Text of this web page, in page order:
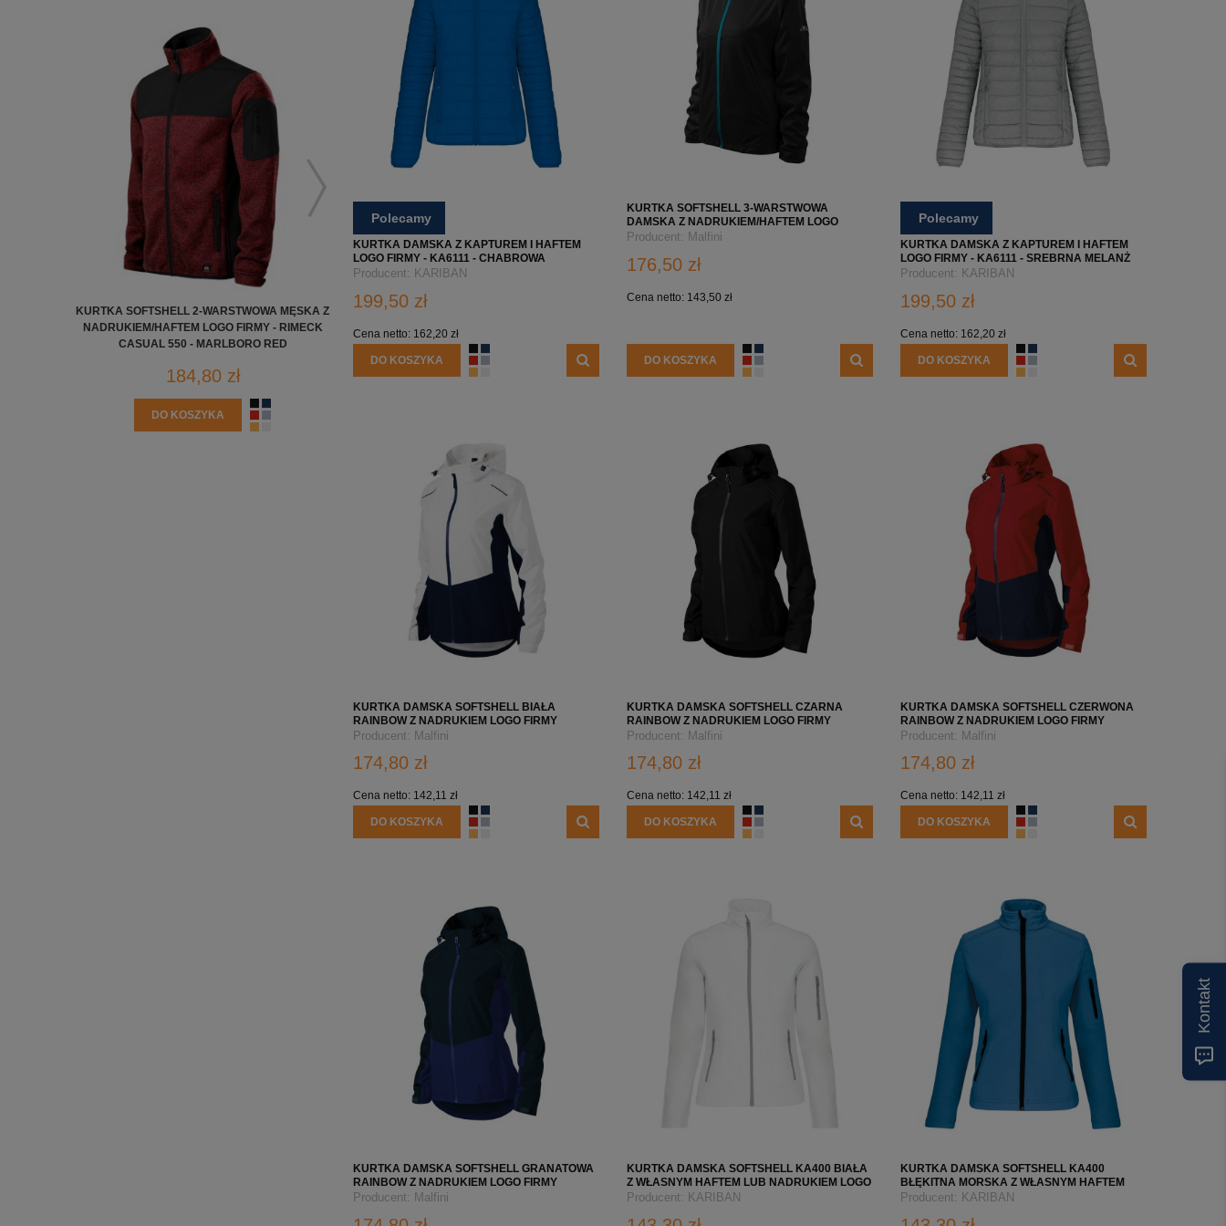
KURTKA SOFTSHELL 2-WARSTWOWA MĘSKA Z
NADRUKIEM/HAFTEM LOGO FIRMY - RIMECK
CASUAL 550 - MARLBORO RED
184,80 zł
DO KOSZYKA
KURTKA SOFTSHELL MĘSKA Z ZAMKIEM
BŁYSKAWICZNYM SO01195 CZARNA Z
WŁASNYM NADRUKIEM
99,96 zł
CASUAL 550 - NIEBIESKA
184,80 zł
KURTKA SOFTSHELL 2-WARSTWOWA MĘSKA Z
NADRUKIEM/HAFTEM LOGO FIRMY - RIMECK
CASUAL 550 - JASNOSZARA
184,80 zł
Polecamy
KURTKA DAMSKA Z KAPTUREM I HAFTEM
LOGO FIRMY - KA6111 - CHABROWA
Producent: KARIBAN
199,50 zł
Cena netto: 162,20 zł
DO KOSZYKA
KURTKA SOFTSHELL 3-WARSTWOWA
DAMSKA Z NADRUKIEM/HAFTEM LOGO
FIRMY - MALFINI COOL 514 - CZARNA
Producent: Malfini
176,50 zł
Cena netto: 143,50 zł
DO KOSZYKA
Polecamy
KURTKA DAMSKA Z KAPTUREM I HAFTEM
LOGO FIRMY - KA6111 - SREBRNA MELANŻ
Producent: KARIBAN
199,50 zł
Cena netto: 162,20 zł
DO KOSZYKA
KURTKA DAMSKA SOFTSHELL BIAŁA
RAINBOW Z NADRUKIEM LOGO FIRMY
Producent: Malfini
174,80 zł
Cena netto: 142,11 zł
DO KOSZYKA
KURTKA DAMSKA SOFTSHELL CZARNA
RAINBOW Z NADRUKIEM LOGO FIRMY
Producent: Malfini
174,80 zł
Cena netto: 142,11 zł
DO KOSZYKA
KURTKA DAMSKA SOFTSHELL CZERWONA
RAINBOW Z NADRUKIEM LOGO FIRMY
Producent: Malfini
174,80 zł
Cena netto: 142,11 zł
DO KOSZYKA
KURTKA DAMSKA SOFTSHELL GRANATOWA
RAINBOW Z NADRUKIEM LOGO FIRMY
Producent: Malfini
KURTKA DAMSKA SOFTSHELL KA400 BIAŁA
Z WŁASNYM HAFTEM LUB NADRUKIEM LOGO
FIRMY
Producent: KARIBAN
KURTKA DAMSKA SOFTSHELL KA400
BŁĘKITNA MORSKA Z WŁASNYM HAFTEM
LUB NADRUKIEM LOGO FIRMY
Producent: KARIBAN
Kontakt